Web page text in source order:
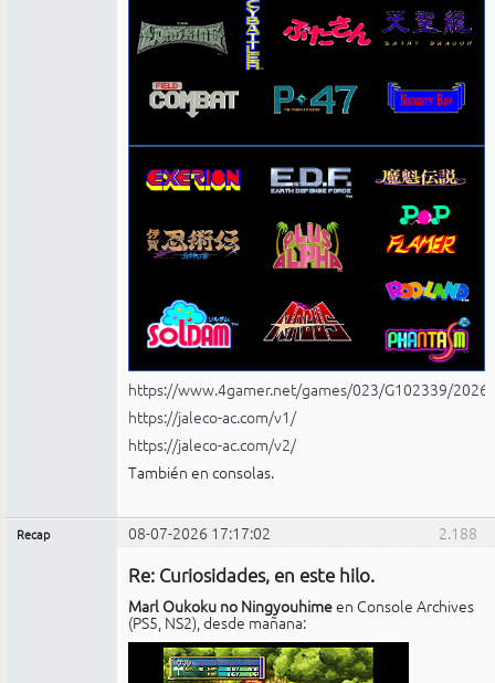
https://www.4gamer.net/games/023/G102339/
https://jaleco-ac.com/v1/
https://jaleco-ac.com/v2/
También en consolas.
2.188
Recap 08-07-2026 17:17:02
Re: Curiosidades, en este hilo.
Marl Oukoku no Ningyouhimeen Console Archives
(PS5, NS2), desde mañana: